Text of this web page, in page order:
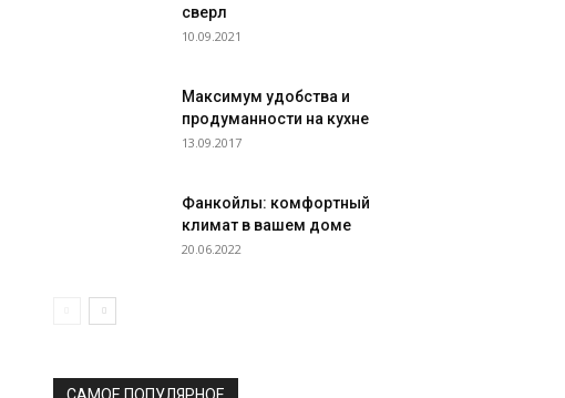
сверл
10.09.2021
Максимум удобства и
продуманности на кухне
13.09.2017
Фанкойлы: комфортный
климат в вашем доме
20.06.2022